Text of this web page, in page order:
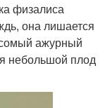
физалиса
она лишается
ажурный
небольшой плод